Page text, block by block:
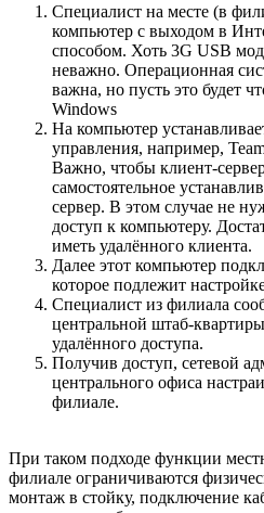
Специалист на месте (в
компьютер с выходом в
способом. Хоть 3G USB
неважно. Операционная
важна, но пусть это будет
Windows
На компьютер
управления, например,
Важно, чтобы клиент-
самостоятельное
сервер. В этом случае не
доступ к компьютеру.
иметь удалённого клиента.
Далее этот компьютер
которое подлежит
Специалист из филиала
центральной штаб-
удалённого доступа.
Получив доступ, сетевой
центрального офиса
филиале.
При таком подходе функции
филиале ограничиваются
монтаж в стойку, подключение